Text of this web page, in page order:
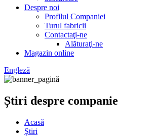
Despre noi
Profilul Companiei
Turul fabricii
Contactaţi-ne
Alăturaţi-ne
Magazin online
Engleză
Știri despre companie
Acasă
Ştiri